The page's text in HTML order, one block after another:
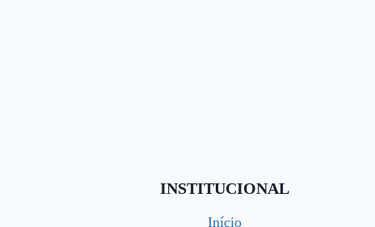
INSTITUCIONAL
Início